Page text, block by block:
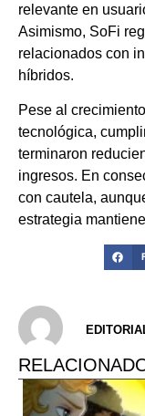
relevante en
Asimismo, SoFi
relacionados con
híbridos.
Pese al
tecnológica,
terminaron
ingresos. En
con cautela,
estrategia